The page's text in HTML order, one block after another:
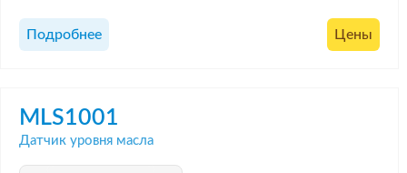
Подробнее Цены
MLS1001
Датчик уровня масла